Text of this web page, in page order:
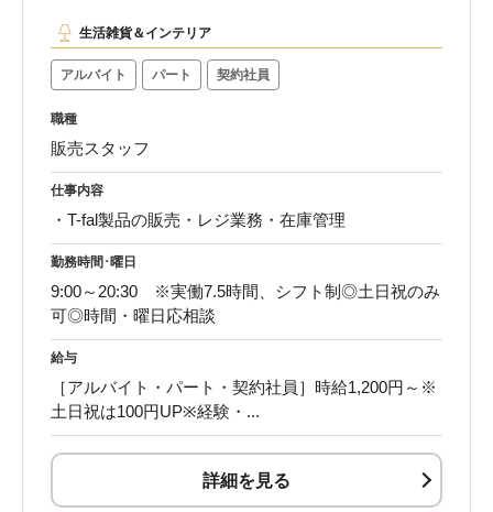
生活雑貨＆インテリア
アルバイト パート 契約社員
職種
販売スタッフ
仕事内容
・T-fal製品の販売・レジ業務・在庫管理
勤務時間･曜日
9:00～20:30 ※実働7.5時間、シフト制◎土日祝のみ
可◎時間・曜日応相談
給与
［アルバイト・パート・契約社員］時給1,200円～※
土日祝は100円UP※経験・...
詳細を見る